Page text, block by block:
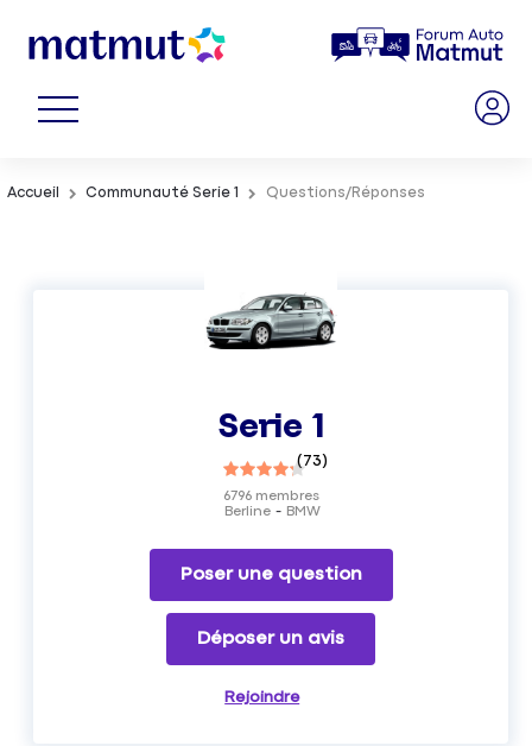
Accueil Communauté Serie 1 Questions/Réponses
Serie 1
(73)
Berline BMW
6796membres
Poser une question
Déposer un avis
Rejoindre